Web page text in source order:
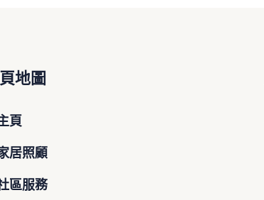
地圖
頁
居照顧
區服務